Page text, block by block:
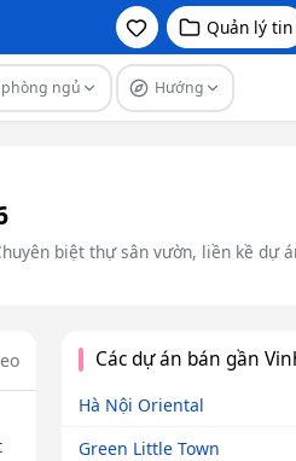
Quản lý tin
ngủ Hướng
biệt thự sân vườn, liền kề dự
Các dự án bán gần
Hà Nội Oriental
Green Little Town